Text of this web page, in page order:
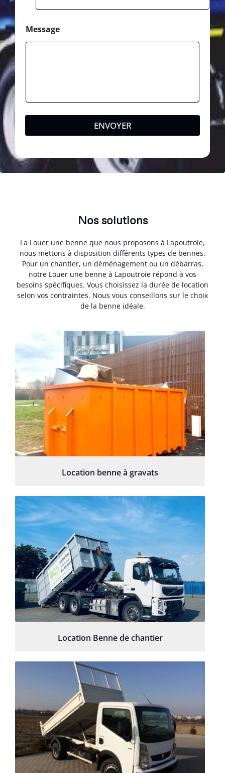
Message
ENVOYER
Nos solutions
La Louer une benne que nous proposons à Lapoutroie,
nous mettons à disposition différents types de bennes.
Pour un chantier, un déménagement ou un débarras,
notre Louer une benne à Lapoutroie répond à vos
besoins spécifiques. Vous choisissez la durée de location
selon vos contraintes. Nous vous conseillons sur le choix
de la benne idéale.
Location benne à gravats
Location Benne de chantier